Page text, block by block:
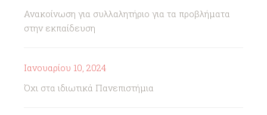
Ανακοίνωση για συλλαλητήριο για τα προβλήματα
στην εκπαίδευση
Ιανουαρίου 10, 2024
Όχι στα ιδιωτικά Πανεπιστήμια